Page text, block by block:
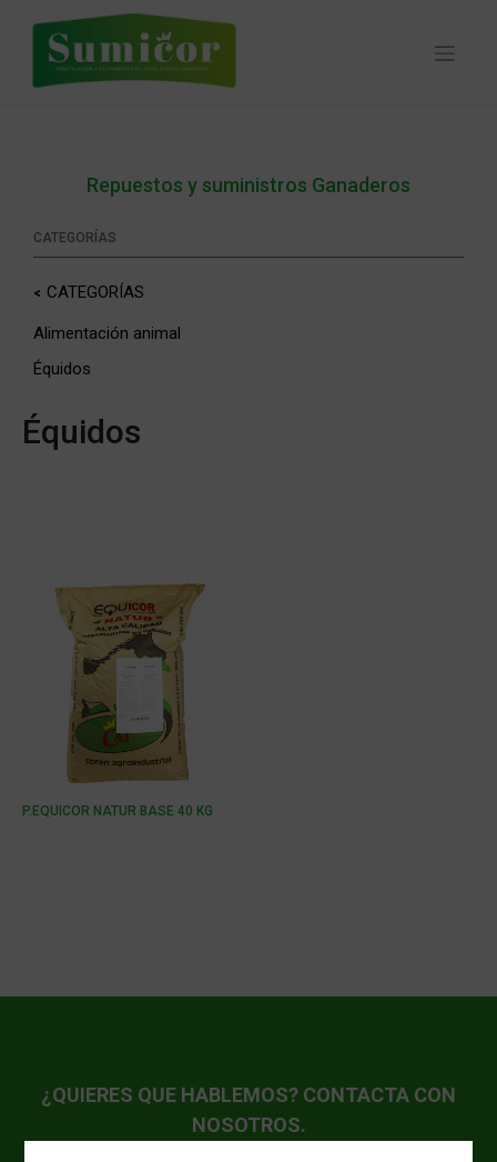
Repuestos y suministros Ganaderos
CATEGORÍAS
CATEGORÍAS
Alimentación animal
Équidos
Équidos
P.EQUICOR NATUR BASE 40 KG
¿QUIERES QUE HABLEMOS? CONTACTA CON
NOSOTROS.